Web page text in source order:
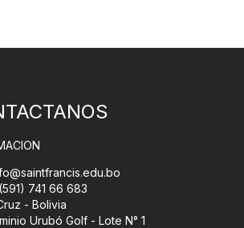
741 66 683
- Bolivia
Urubó Golf - Lote N° 1